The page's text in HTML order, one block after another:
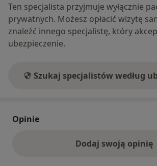
Ten specjalista przyjmuje wyłącznie
prywatnych. Możesz opłacić wizytę
znaleźć innego specjalistę, który
ubezpieczenie.
Szukaj specjalistów według
Opinie
Dodaj swoją opinię